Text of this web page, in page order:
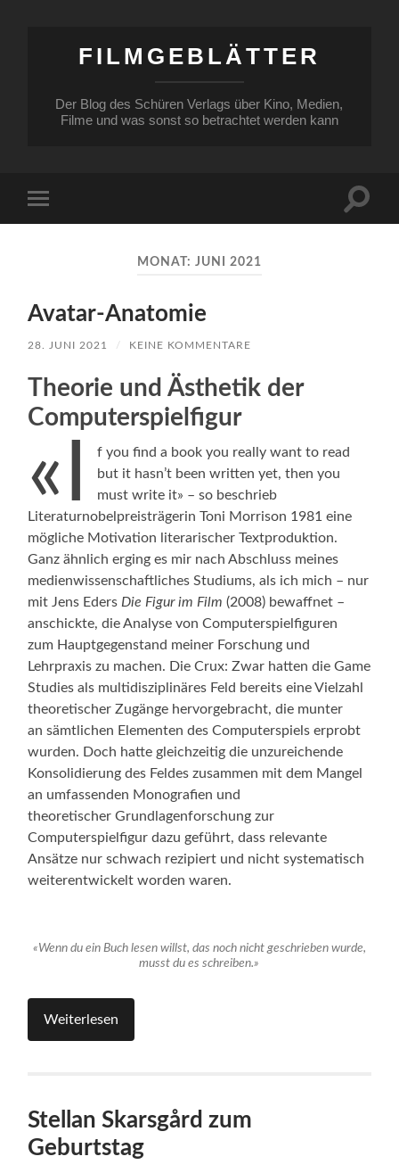
FILMGEBLÄTTER
Der Blog des Schüren Verlags über Kino, Medien,
Filme und was sonst so betrachtet werden kann
Menü
MONAT: JUNI 2021
Avatar-Anatomie
28. JUNI 2021 / KEINE KOMMENTARE
Theorie und Ästhetik der
Computerspielfigur
«I
f you find a book you really want to read
but it hasn’t been written yet, then you
must write it» – so beschrieb
Literaturnobelpreisträgerin Toni Morrison 1981 eine
mögliche Motivation literarischer Textproduktion.
Ganz ähnlich erging es mir nach Abschluss meines
medienwissenschaftliches Studiums, als ich mich – nur
mit Jens EdersDie Figur im Film (2008) bewaffnet –
anschickte, die Analyse von Computerspielfiguren
zum Hauptgegenstand meiner Forschung und
Lehrpraxis zu machen. Die Crux: Zwar hatten die Game
Studies als multidisziplinäres Feld bereits eine Vielzahl
theoretischer Zugänge hervorgebracht, die munter
an sämtlichen Elementen des Computerspiels erprobt
wurden. Doch hatte gleichzeitig die unzureichende
Konsolidierung des Feldes zusammen mit dem Mangel
an umfassenden Monografien und
theoretischer Grundlagenforschung zur
Computerspielfigur dazu geführt, dass relevante
Ansätze nur schwach rezipiert und nicht systematisch
weiterentwickelt worden waren.
«Wenn du ein Buch lesen willst, das noch nicht geschrieben wurde,
musst du es schreiben.»
Weiterlesen
Stellan Skarsgård zum
Geburtstag